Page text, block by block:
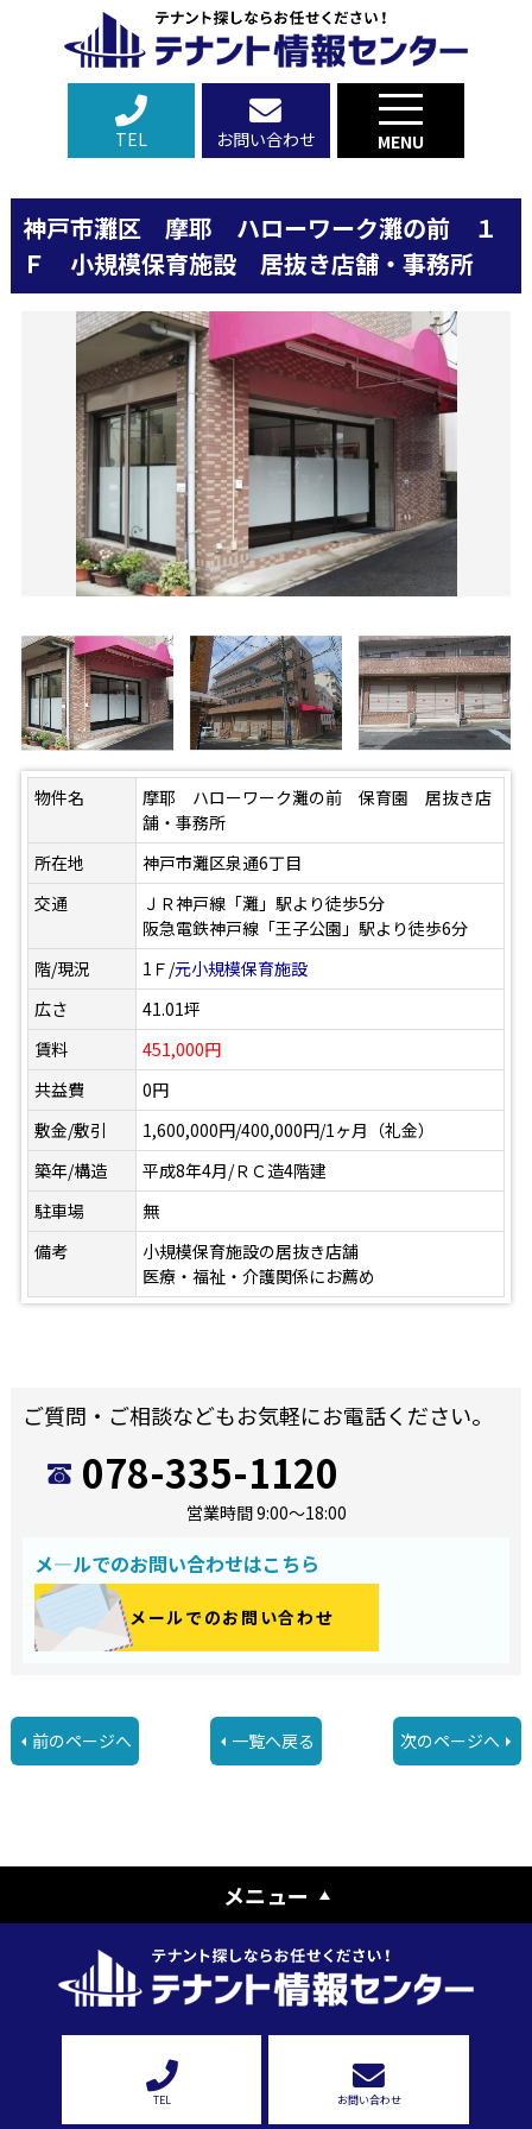
TEL お問い合わせ MENU
神戸市灘区 摩耶 ハローワーク灘の前 １
Ｆ 小規模保育施設 居抜き店舗・事務所
物件名
摩耶 ハローワーク灘の前 保育園 居抜き店
舗・事務所
所在地
神戸市灘区泉通6丁目
交通
ＪＲ神戸線「灘」駅より徒歩5分
阪急電鉄神戸線「王子公園」駅より徒歩6分
階/現況
1Ｆ/元小規模保育施設
広さ
41.01坪
賃料
451,000円
共益費
0円
敷金/敷引
1,600,000円/400,000円/1ヶ月（礼金）
築年/構造
平成8年4月/ＲＣ造4階建
駐車場
無
備考
小規模保育施設の居抜き店舗
医療・福祉・介護関係にお薦め
ご質問・ご相談などもお気軽にお電話ください。
078-335-1120
営業時間 9:00～18:00
メ―ルでのお問い合わせはこちら
メールでのお問い合わせ
前のページへ 次のページへ
一覧へ戻る
メニュー
TEL お問い合わせ